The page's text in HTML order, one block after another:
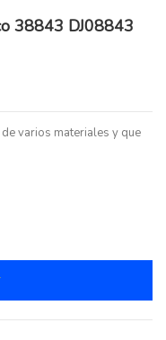
38843 DJ08843
varios materiales y que